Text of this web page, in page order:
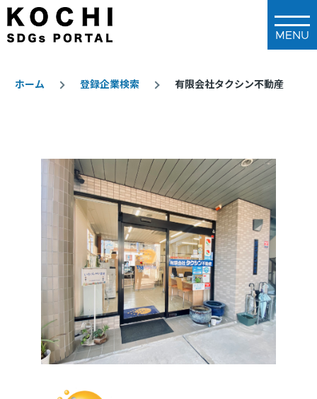
メインコンテンツに移動
ず
ホーム 登録企業検索 有限会社タクシン不動産